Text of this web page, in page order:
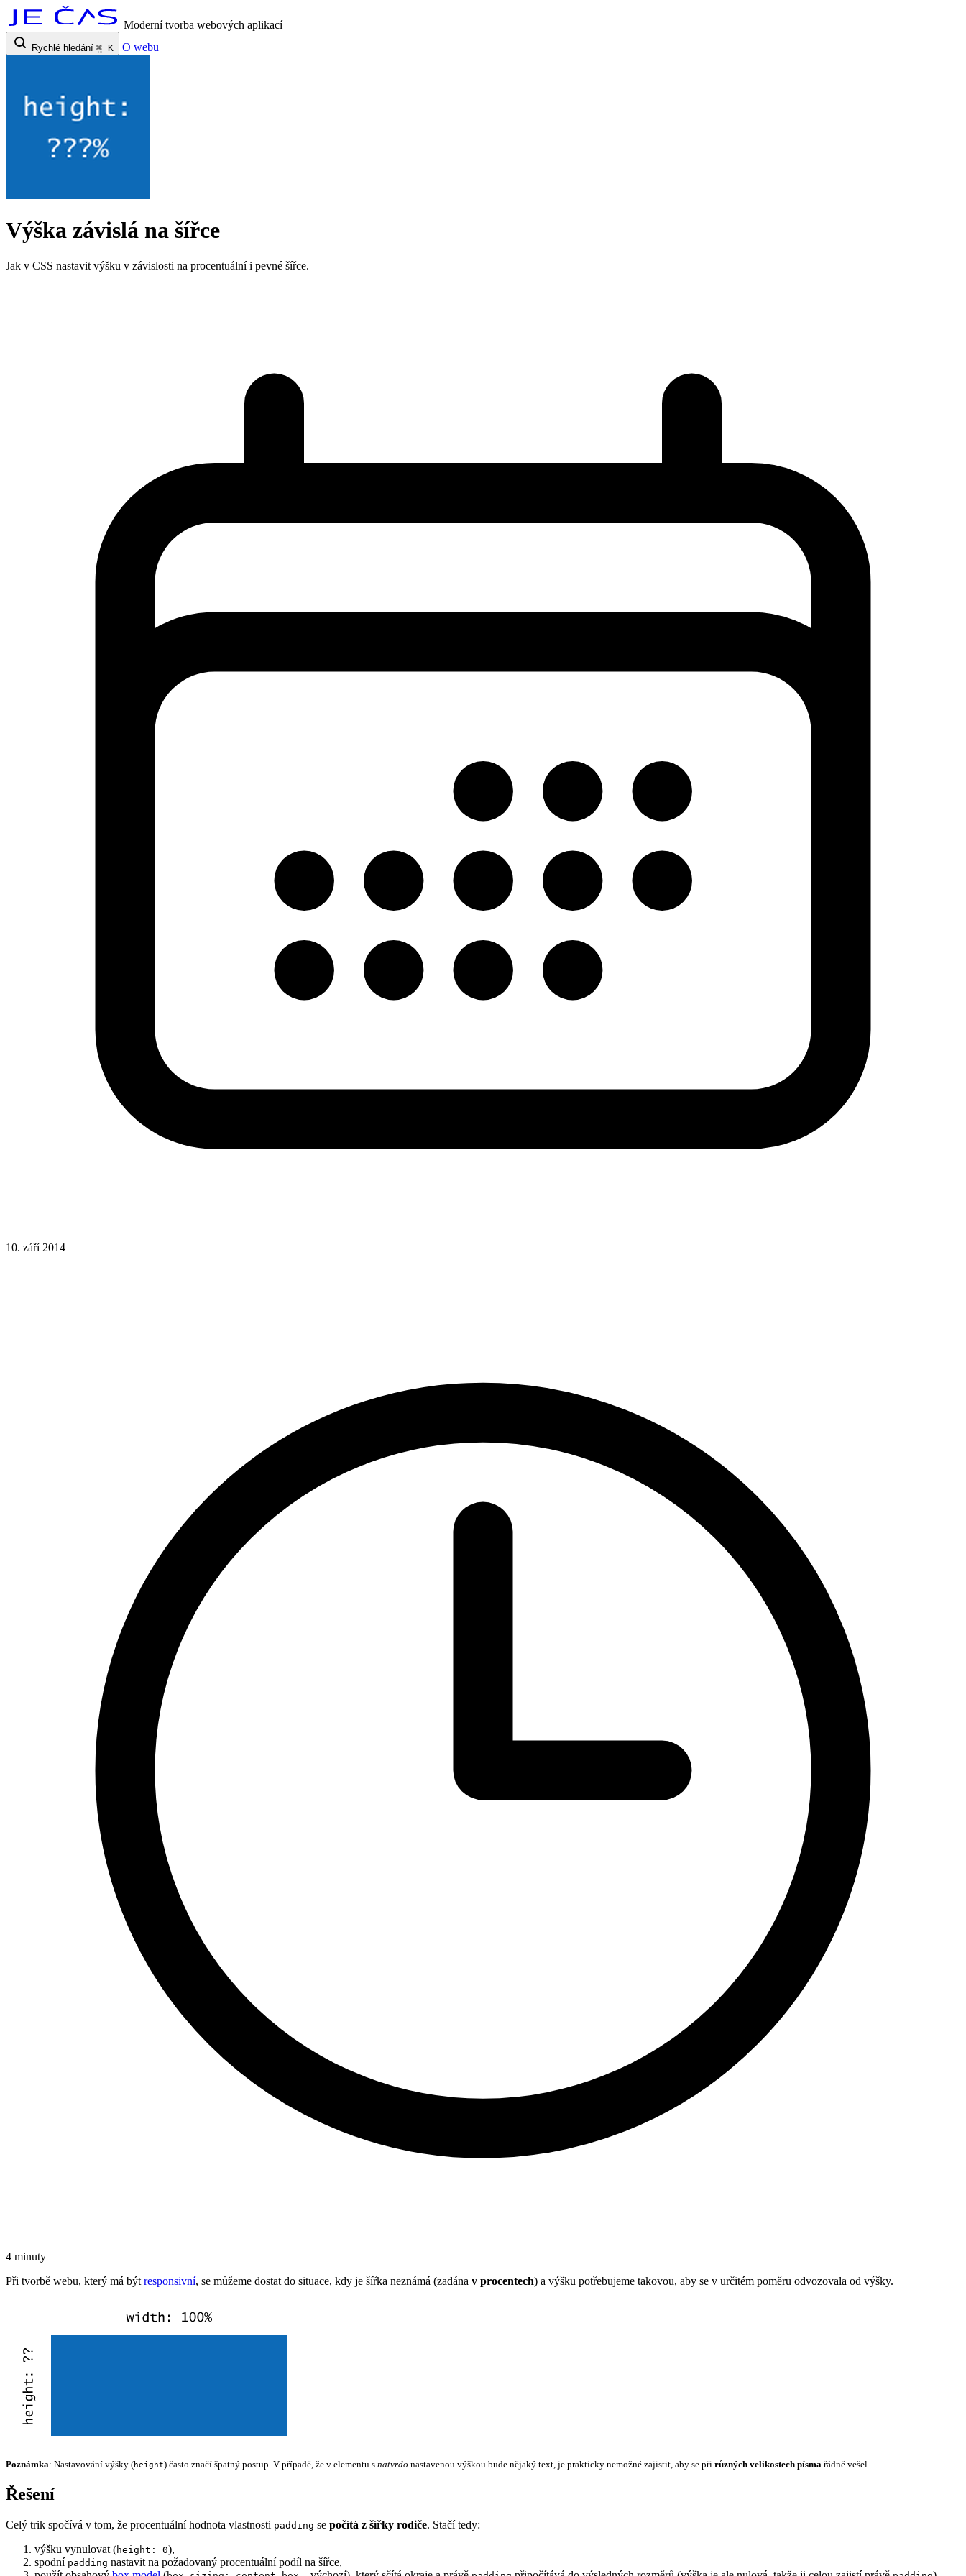
Moderní tvorba webových aplikací
Rychlé hledání ⌘ K O webu
Výška závislá na šířce
Jak v CSS nastavit výšku v závislosti na procentuální i pevné šířce.
10. září 2014
4 minuty
Při tvorbě webu, který má být responsivní, se můžeme dostat do situace, kdy je šířka neznámá (zadána v procentech) a výšku potřebujeme takovou, aby se v určitém poměru odvozovala od výšky.
Poznámka: Nastavování výšky (height) často značí špatný postup. V případě, že v elementu s natvrdo nastavenou výškou bude nějaký text, je prakticky nemožné zajistit, aby se při různých velikostech písma řádně vešel.
Řešení
Celý trik spočívá v tom, že procentuální hodnota vlastnosti padding se počítá z šířky rodiče. Stačí tedy:
výšku vynulovat (height: 0),
spodní padding nastavit na požadovaný procentuální podíl na šířce,